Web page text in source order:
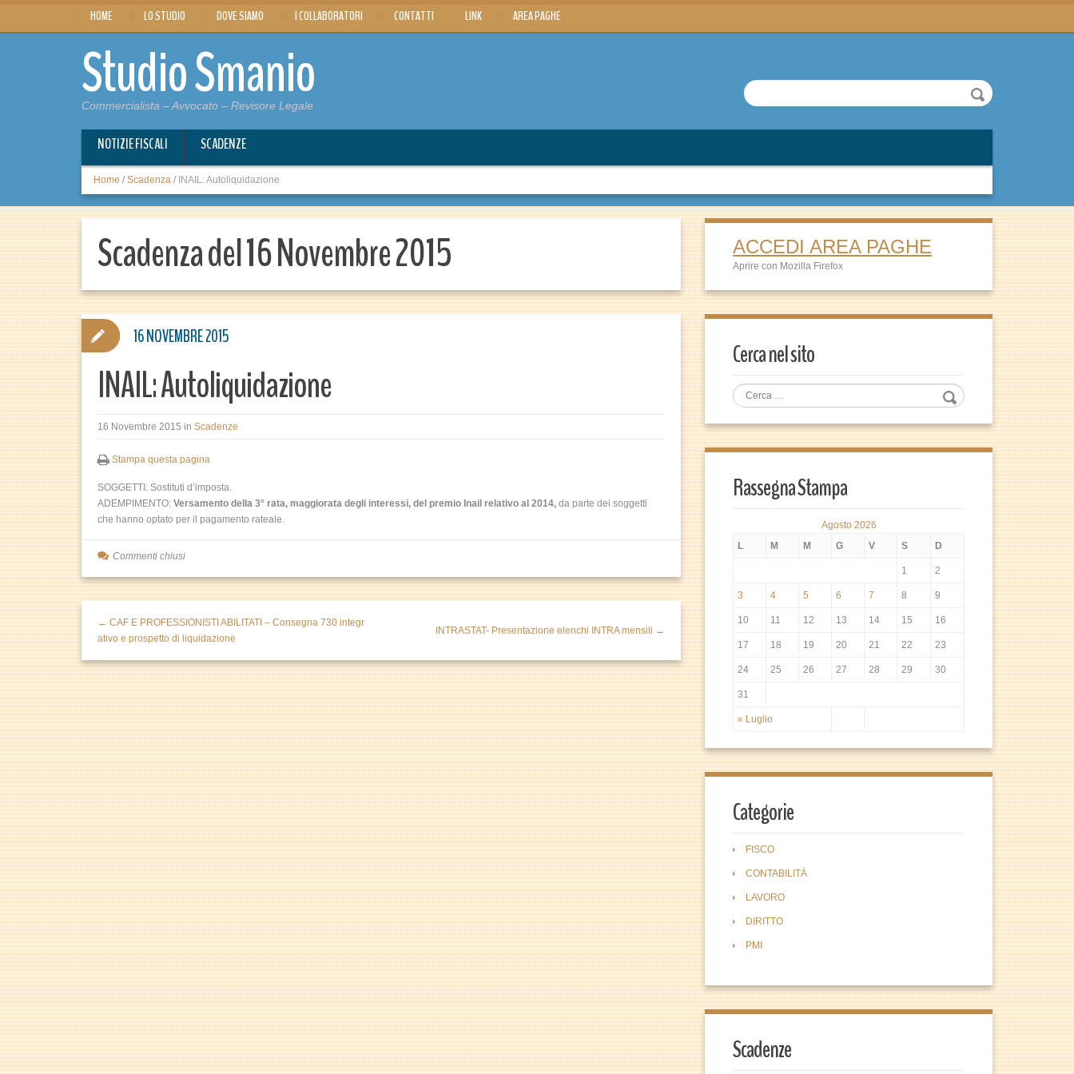
HOME LO STUDIO DOVE SIAMO I COLLABORATORI CONTATTI LINK AREA PAGHE
Studio Smanio
Commercialista – Avvocato – Revisore Legale
NOTIZIE FISCALI SCADENZE
Home / Scadenza / INAIL: Autoliquidazione
Scadenza del 16 Novembre 2015
INAIL: Autoliquidazione
16 Novembre 2015 in Scadenze
Stampa questa pagina
SOGGETTI: Sostituti d’imposta.
ADEMPIMENTO: Versamento della 3° rata, maggiorata degli interessi, del premio Inail relativo al 2014, da parte dei soggetti
che hanno optato per il pagamento rateale.
16 NOVEMBRE 2015
Commenti chiusi
← CAF E PROFESSIONISTI ABILITATI – Consegna 730 integr
ativo e prospetto di liquidazione
INTRASTAT- Presentazione elenchi INTRA mensili →
ACCEDI AREA PAGHE
Aprire con Mozilla Firefox
Cerca nel sito
Rassegna Stampa
Agosto 2026
L
M M G V S D
« Luglio
1 2
3 4 5 6 7 8 9
10 11 12 13 14 15 16
17 18 19 20 21 22 23
24 25 26 27 28 29 30
31
Categorie
FISCO
CONTABILITÀ
LAVORO
DIRITTO
PMI
Scadenze